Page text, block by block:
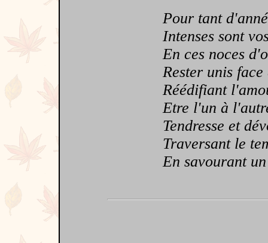
Pour tant
Intenses sont
En ces noces
Rester unis face
Réédifiant
Etre l'un à
Tendresse et
Traversant le
En savourant un